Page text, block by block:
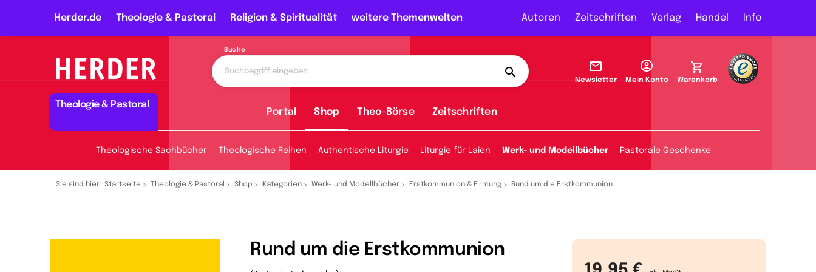
Herder.de Theologie & Pastoral Religion & Spiritualität weitere Themenwelten Autoren Zeitschriften Verlag Handel Info
Suche
Theologie & Pastoral
Newsletter Mein Konto Warenkorb
Portal Shop Theo-Börse Zeitschriften
Theologische Sachbücher Theologische Reihen Authentische Liturgie Liturgie für Laien Werk- und Modellbücher Pastorale Geschenke
Sie sind hier: Startseite Theologie & Pastoral Shop Kategorien Werk- und Modellbücher Erstkommunion & Firmung Rund um die Erstkommunion
Rund um die Erstkommunion